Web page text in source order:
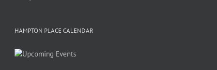
HAMPTON PLACE CALENDAR